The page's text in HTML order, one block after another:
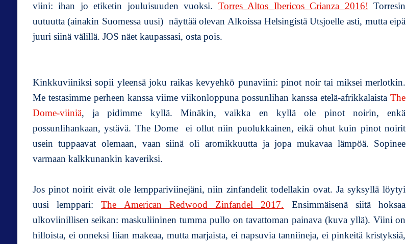
viini: ihan jo etiketin jouluisuuden vuoksi. Torres Altos Ibericos Crianza 2016! Torresin
uutuutta (ainakin Suomessa uusi) näyttää olevan Alkoissa Helsingistä Utsjoelle asti, mutta eipä
juuri siinä välillä. JOS näet kaupassasi, osta pois.
Kinkkuviiniksi sopii yleensä joku raikas kevyehkö punaviini: pinot noir tai miksei merlotkin.
Me testasimme perheen kanssa viime viikonloppuna possunlihan kanssa etelä-afrikkalaistaThe
Dome-viiniä, ja pidimme kyllä. Minäkin, vaikka en kyllä ole pinot noirin, enkä
possunlihankaan, ystävä. The Dome ei ollut niin puolukkainen, eikä ohut kuin pinot noirit
usein tuppaavat olemaan, vaan siinä oli aromikkuutta ja jopa mukavaa lämpöä. Sopinee
varmaan kalkkunankin kaveriksi.
Jos pinot noirit eivät ole lemppariviinejäni, niin zinfandelit todellakin ovat. Ja syksyllä löytyi
uusi lemppari:The American Redwood Zinfandel 2017. Ensimmäisenä siitä hoksaa
ulkoviinillisen seikan: maskuliininen tumma pullo on tavattoman painava (kuva yllä). Viini on
hilloista, ei onneksi liian makeaa, mutta marjaista, ei napsuvia tanniineja, ei pinkeitä kristyksiä,